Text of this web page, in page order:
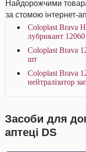
Найдорожчими
за стомою інтернет-
Coloplast Brava
лубрикант
Coloplast Brava
шт
Coloplast Brava
нейтралізатор
Засоби для
аптеці DS